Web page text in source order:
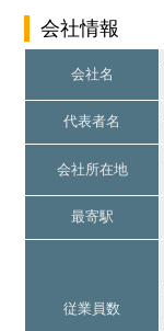
会社情報
会社名
代表者名
会社所在地
最寄駅
従業員数